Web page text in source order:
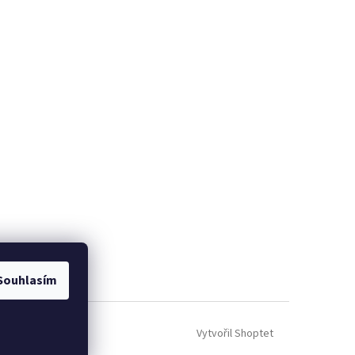
Vytvořil Shoptet